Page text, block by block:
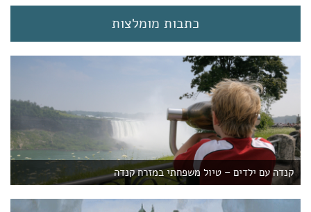
כתבות מומלצות
קנדה עם ילדים – טיול משפחתי במזרח קנדה